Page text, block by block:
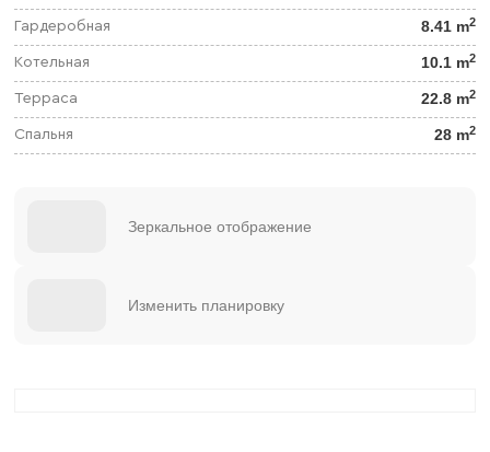
Гардеробная 8.41 m2
Котельная 10.1 m2
Терраса 22.8 m2
Спальня 28 m2
Зеркальное отображение
Изменить планировку